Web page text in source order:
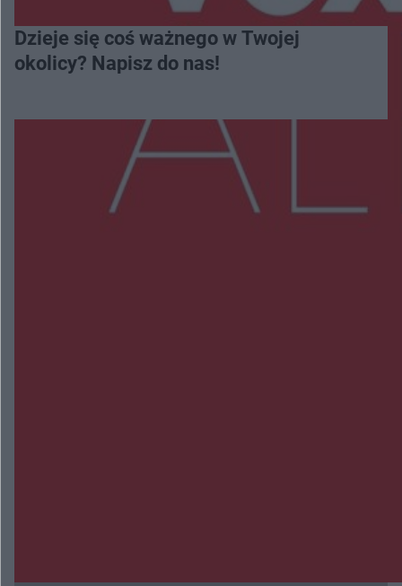
Dzieje się coś ważnego w Twojej
okolicy? Napisz do nas!
Więcej